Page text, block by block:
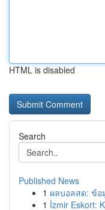
HTML is disabled
Search
Published News
1 ผลบอลสด: ข้อ
1 İzmir Eskort: